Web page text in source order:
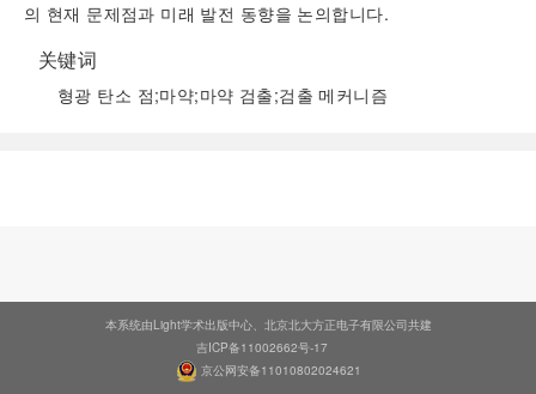
의 현재 문제점과 미래 발전 동향을 논의합니다.
关键词
형광 탄소 점;마약;마약 검출;검출 메커니즘
本系统由Light学术出版中心、北京北大方正电子有限公司共建
吉ICP备11002662号-17
京公网安备11010802024621